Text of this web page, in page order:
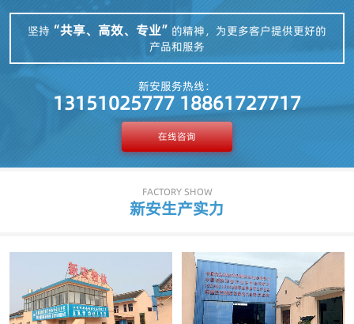
坚持 “共享、高效、专业” 的精神，为更多客户提供更好的
产品和服务
新安服务热线：
13151025777 18861727717
在线咨询
FACTORY SHOW
新安生产实力